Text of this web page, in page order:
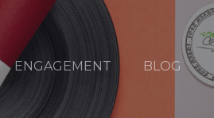
ENGAGEMENT BLOG